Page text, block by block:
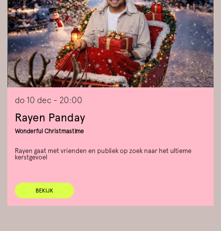
Rayen Panday
Wonderful Christmastime
Rayen gaat met vrienden en publiek op zoek naar het ultieme
kerstgevoel
do 10 dec - 20:00
BEKIJK